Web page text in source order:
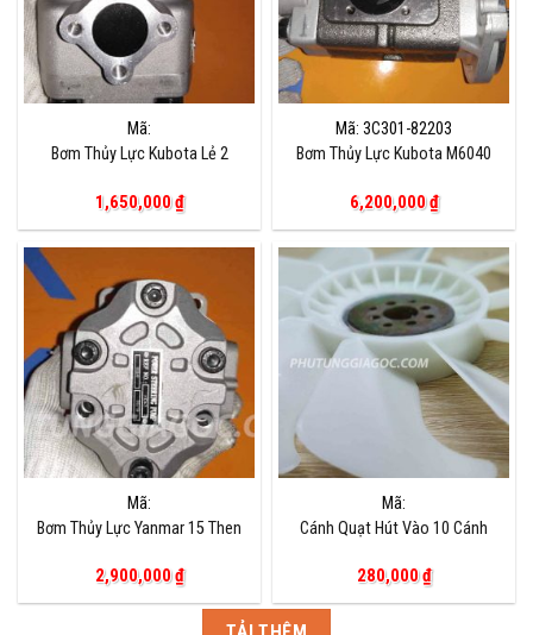
Mã:
Bơm Thủy Lực Kubota Lẻ 2
1,650,000₫
Mã: 3C301-82203
Bơm Thủy Lực Kubota M6040
6,200,000₫
Mã:
Bơm Thủy Lực Yanmar 15 Then
2,900,000₫
Mã:
Cánh Quạt Hút Vào 10 Cánh
280,000₫